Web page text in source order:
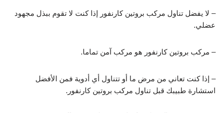
– لا يفضل تناول مركب بروتين كارنفور إذا كنت لا تقوم ببذل مجهود
عضلي.
– مركب بروتين كارنفور هو مركب آمن تماما.
– إذا كنت تعاني من مرض ما أو تتناول أي أدوية فمن الأفضل
استشارة طبيبك قبل تناول مركب بروتين كارنفور.